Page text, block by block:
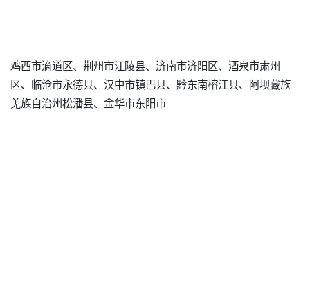
鸡西市滴道区、荆州市江陵县、济南市济阳区、酒泉市肃州
区、临沧市永德县、汉中市镇巴县、黔东南榕江县、阿坝藏族
羌族自治州松潘县、金华市东阳市